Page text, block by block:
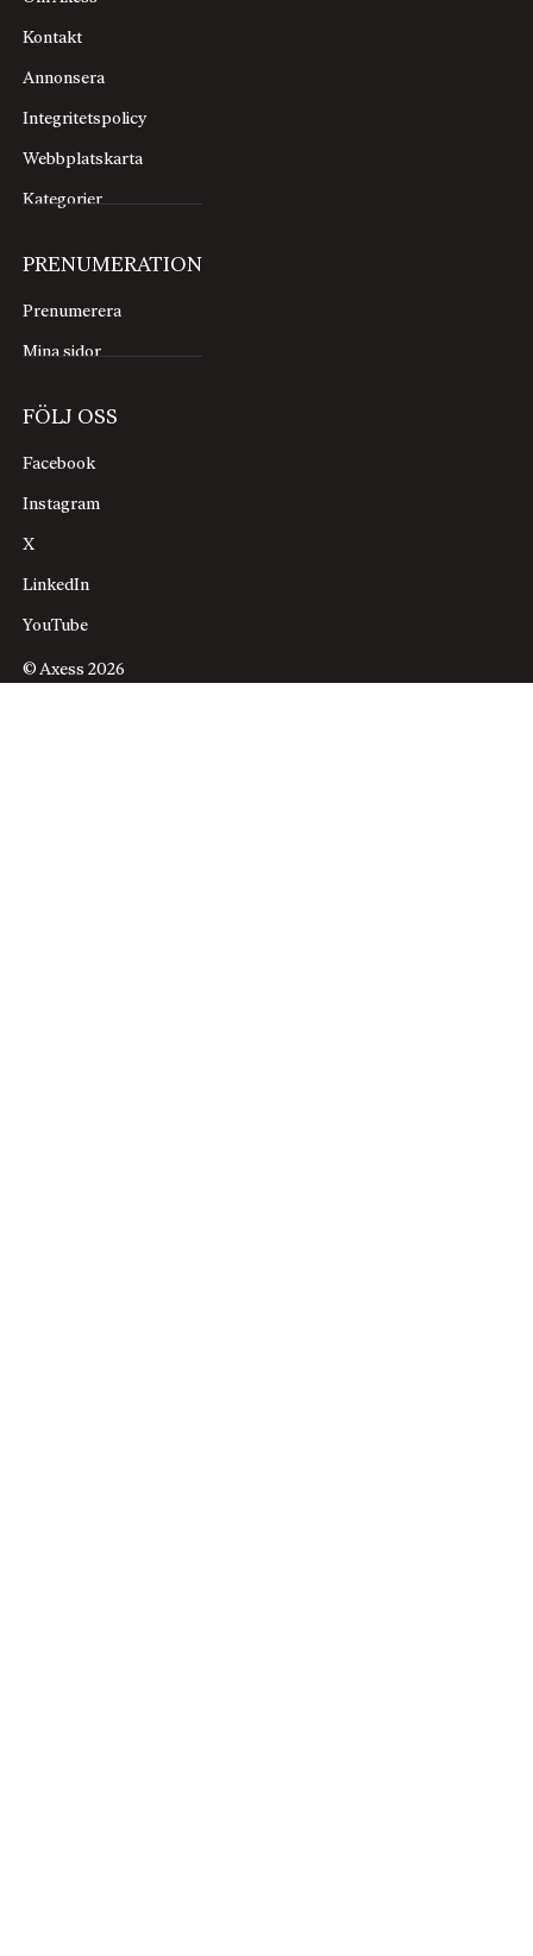
Kontakt
Annonsera
Integritetspolicy
Webbplatskarta
Kategorier
PRENUMERATION
Prenumerera
Mina sidor
FÖLJ OSS
Facebook
Instagram
X
LinkedIn
YouTube
© Axess 2026